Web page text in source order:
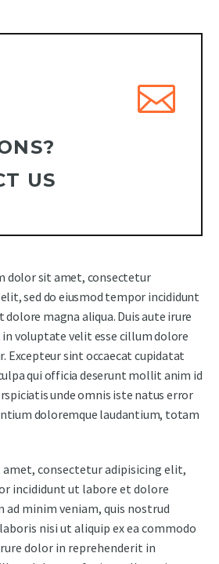
US
dolor sit amet, consectetur
sed do eiusmod tempor incididunt
dolore magna aliqua. Duis aute irure
voluptate velit esse cillum dolore
Excepteur sint occaecat cupidatat
qui officia deserunt mollit anim id
unde omnis iste natus error
doloremque laudantium, totam
consectetur adipisicing elit,
incididunt ut labore et dolore
ad minim veniam, quis nostrud
nisi ut aliquip ex ea commodo
dolor in reprehenderit in